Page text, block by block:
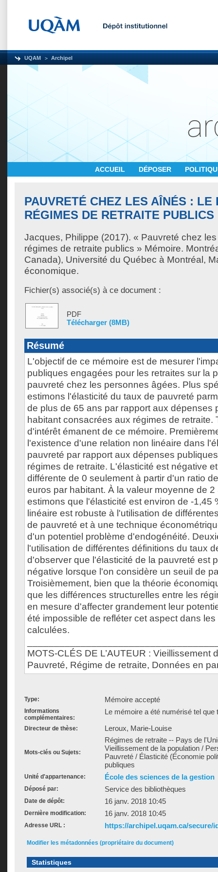
UQAM Archipel
ACCUEIL DÉPOSER
PAUVRETÉ CHEZ LES AÎNÉS : LE
RÉGIMES DE RETRAITE PUBLICS
Jacques, Philippe (2017). « Pauvreté chez
régimes de retraite publics » Mémoire.
Canada), Université du Québec à Montréal,
économique.
Fichier(s) associé(s) à ce document :
PDF
Télécharger (8MB)
Résumé
L'objectif de ce mémoire est de mesurer
publiques engagées pour les retraites sur la
pauvreté chez les personnes âgées. Plus
estimons l'élasticité du taux de pauvreté
de plus de 65 ans par rapport aux dépenses
habitant consacrées aux régimes de retraite.
d'intérêt émanent de ce mémoire.
l'existence d'une relation non linéaire dans
pauvreté par rapport aux dépenses
régimes de retraite. L'élasticité est négative
différente de 0 seulement à partir d'un ratio
euros par habitant. À la valeur moyenne de
estimons que l'élasticité est environ de -1,45
linéaire est robuste à l'utilisation de
de pauvreté et à une technique
d'un potentiel problème d'endogénéité.
l'utilisation de différentes définitions du taux
d'observer que l'élasticité de la pauvreté est
négative lorsque l'on considère un seuil de
Troisièmement, bien que la théorie
que les différences structurelles entre les
en mesure d'affecter grandement leur
été impossible de refléter cet aspect dans
calculées.
MOTS-CLÉS DE L’AUTEUR : Vieillissement
Pauvreté, Régime de retraite, Données en
Type: Mémoire accepté
Informations
complémentaires:
Le mémoire a été numérisé tel que
Directeur de thèse: Leroux, Marie-Louise
Mots-clés ou Sujets:
Régimes de retraite -- Pays de
Vieillissement de la population /
Pauvreté / Élasticité (Économie
publiques
Unité d'appartenance: École des sciences de la gestion
Déposé par: Service des bibliothèques
Date de dépôt: 16 janv. 2018 10:45
Dernière modification: 16 janv. 2018 10:45
Adresse URL : https://archipel.uqam.ca/secure/
Modifier les métadonnées (propriétaire du document)
Statistiques